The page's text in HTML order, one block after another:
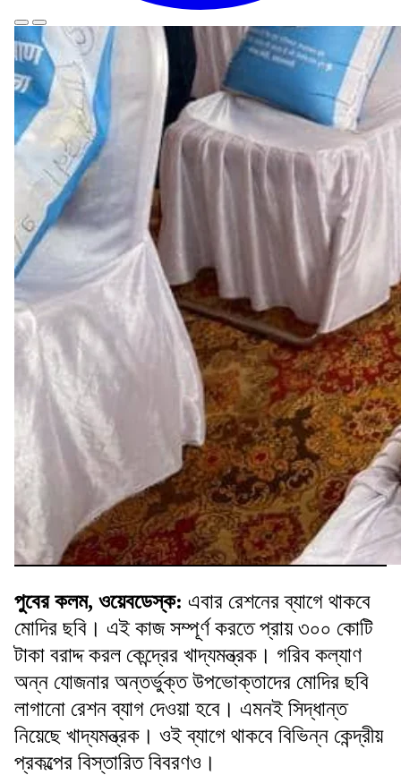
পুবের কলম, ওয়েবডেস্ক: এবার রেশনের ব্যাগে থাকবে
মোদির ছবি। এই কাজ সম্পূর্ণ করতে প্রায় ৩০০ কোটি
টাকা বরাদ্দ করল কেন্দ্রের খাদ্যমন্ত্রক। গরিব কল্যাণ
অন্ন যোজনার অন্তর্ভুক্ত উপভোক্তাদের মোদির ছবি
লাগানো রেশন ব্যাগ দেওয়া হবে। এমনই সিদ্ধান্ত
নিয়েছে খাদ্যমন্ত্রক। ওই ব্যাগে থাকবে বিভিন্ন কেন্দ্রীয়
প্রকল্পের বিস্তারিত বিবরণও।